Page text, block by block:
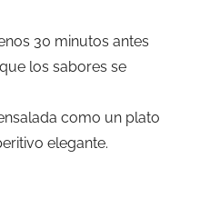
30 minutos antes
los sabores se
como un plato
elegante.